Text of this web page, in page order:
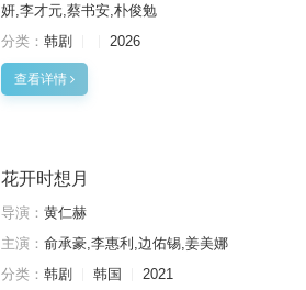
妍,李才元,蔡书安,朴俊勉
分类： 韩剧 2026
查看详情
花开时想月
导演： 黄仁赫
主演： 俞承豪,李惠利,边佑锡,姜美娜
分类： 韩剧 韩国 2021